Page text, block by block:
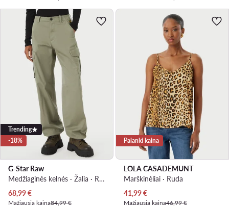
Trending
-18%
G-Star Raw
Medžiaginės kelnės · Žalia · Regular Fit
Dabartinė kaina
68,99€
Mažiausia kaina84,99 €
Palanki kaina
LOLA CASADEMUNT
Marškinėliai · Ruda
Dabartinė kaina
41,99€
Mažiausia kaina46,99 €